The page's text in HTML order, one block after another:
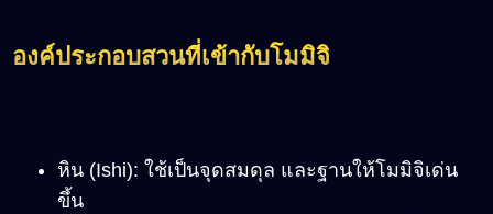
องค์ประกอบสวนที่เข้ากับโมมิจิ
หิน (Ishi): ใช้เป็นจุดสมดุล และฐานให้โมมิจิเด่น
ขึ้น